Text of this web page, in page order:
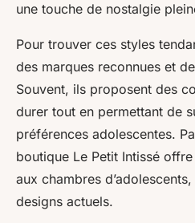
une touche de nostalgie
Pour trouver ces styles
des marques reconnues et
Souvent, ils proposent des
durer tout en permettant de
préférences adolescentes.
boutique Le Petit Intissé
aux chambres
designs actuels.